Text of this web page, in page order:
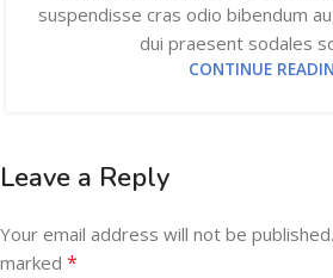
suspendisse cras odio bibendum
dui praesent sodales
CONTINUE
Leave a Reply
Your email address will not be published.
marked *